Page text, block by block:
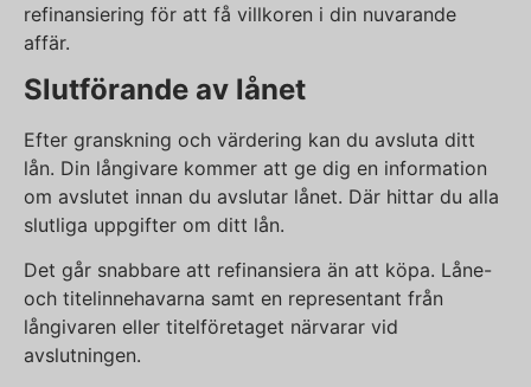
refinansiering för att få villkoren i din nuvarande
affär.
Slutförande av lånet
Efter granskning och värdering kan du avsluta ditt
lån. Din långivare kommer att ge dig en information
om avslutet innan du avslutar lånet. Där hittar du alla
slutliga uppgifter om ditt lån.
Det går snabbare att refinansiera än att köpa. Låne-
och titelinnehavarna samt en representant från
långivaren eller titelföretaget närvarar vid
avslutningen.